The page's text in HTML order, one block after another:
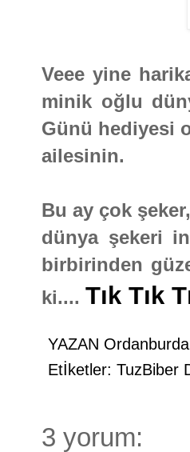
Veee yine
minik oğlu
Günü hediyesi
ailesinin.
Bu ay çok
dünya şekeri
birbirinden
ki.... Tık Tık
YAZAN
Etİketler: TuzBiber
3 yorum: